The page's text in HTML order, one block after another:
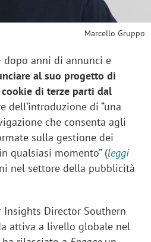
Marcello Gruppo
dopo anni di annunci e
al suo progetto di
di terze parti dal
dell’introduzione di “una
che consenta agli
sulla gestione dei
qualsiasi momento” (leggi
nel settore della pubblicità
Insights Director Southern
attiva a livello globale nel